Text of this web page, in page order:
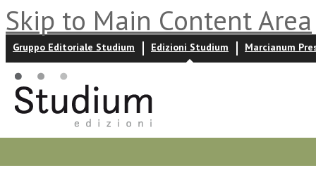
Skip to Main Content Area
Gruppo Editoriale Studium Edizioni Studium Marcianum